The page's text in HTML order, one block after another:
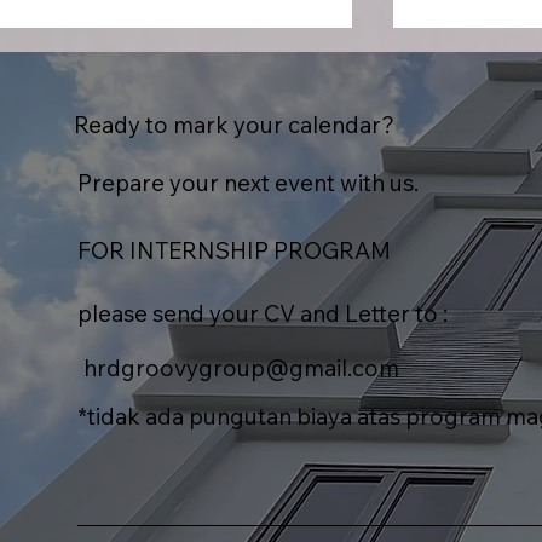
Artefact AI Connect
Indonesia Angkat Strategi
AI, Cloud Computing, dan
Transformasi Digital
Genki
Ichimatsu :
Terbaru
Jepang
Ready to mark your calendar?
Prepare your next event with us.
FOR INTERNSHIP PROGRAM
please send your CV and Letter to :
hrdgroovygroup@gmail.com
*tidak ada pungutan biaya atas program